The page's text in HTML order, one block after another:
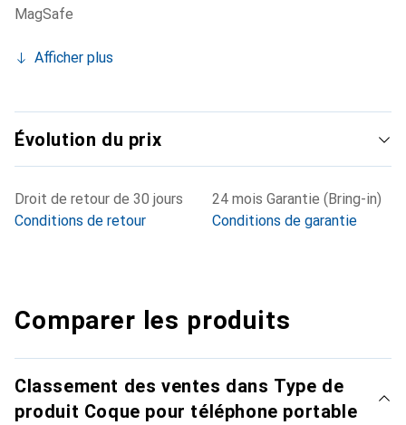
MagSafe
Afficher plus
Évolution du prix
Droit de retour de 30 jours
Conditions de retour
24 mois Garantie (Bring-in)
Conditions de garantie
Comparer les produits
Classement des ventes dans Type de
produit Coque pour téléphone portable